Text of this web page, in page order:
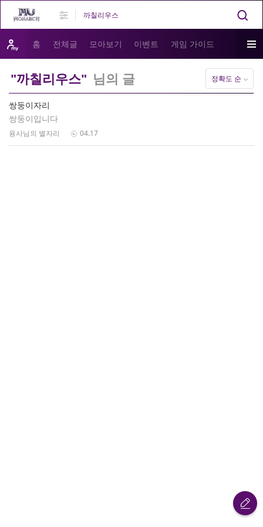
홈 전체글 모아보기 이벤트 게임 가이드
"까칠리우스" 님의 글 정확도 순
쌍둥이자리
쌍둥이입니다
용사님의 별자리 04.17